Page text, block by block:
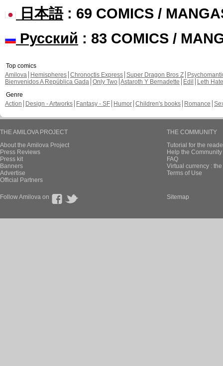
日本語: 69 COMICS /
Русский : 83 COMICS /
Top comics
Amilova
Hemispheres Chronoctis Express Super Dragon Bros Z
Bienvenidos A República Gada Only Two Astaroth Y Bernadette Edil
Leth Hate
Genre
Action
Design - Artworks Fantasy - SF Humor Children's books Romance
THE AMILOVA PROJECT
About the Amilova Project
Press Reviews
Press kit
Banners
Advertise
Official Partners
THE COMMUNITY
Tutorial for the
Help the
FAQ
Virtual currency :
Terms of Use
Follow Amilova on Sitemap